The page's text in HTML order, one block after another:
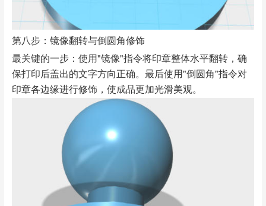
第八步：镜像翻转与倒圆角修饰
最关键的一步：使用"镜像"指令将印章整体水平翻转，确
保打印后盖出的文字方向正确。最后使用"倒圆角"指令对
印章各边缘进行修饰，使成品更加光滑美观。